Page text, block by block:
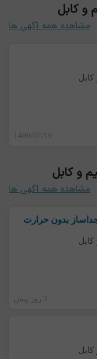
و کابل
مشاهده همه آگهی ها
1400/07/19
و کابل
مشاهده همه آگهی ها
بدون حرارت
3 روز پیش